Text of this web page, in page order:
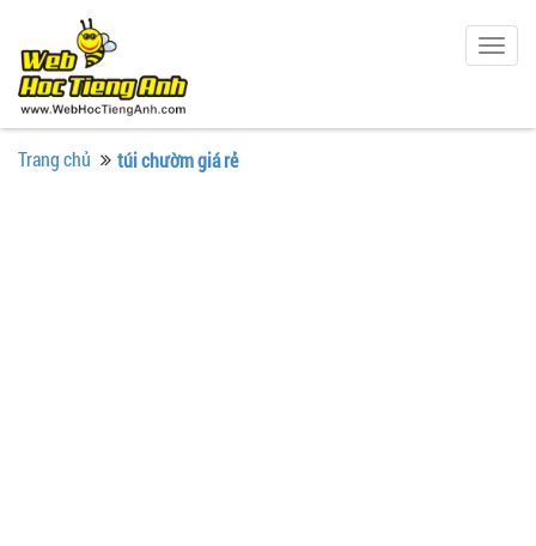
Trang chủ túi chườm giá rẻ